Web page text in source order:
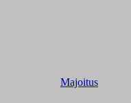
Majoitus